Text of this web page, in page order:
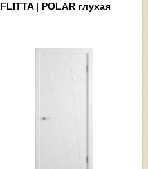
FLITTA | POLAR глухая